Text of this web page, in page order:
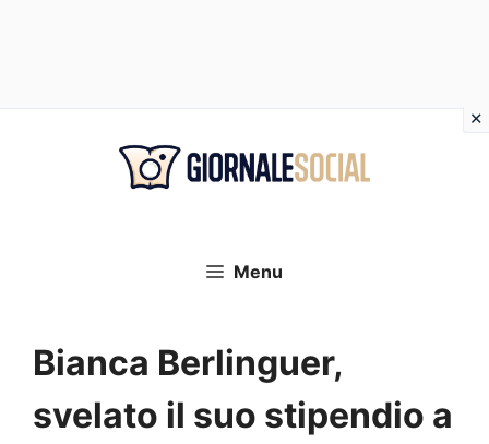
Menu
Bianca Berlinguer,
svelato il suo stipendio a